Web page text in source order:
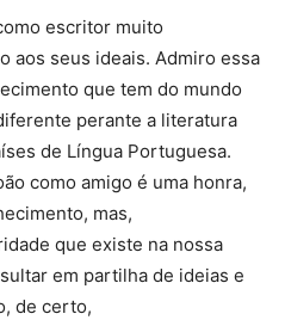
escritor muito
aos seus ideais. Admiro essa
que tem do mundo
perante a literatura
de Língua Portuguesa.
como amigo é uma honra,
mas,
que existe na nossa
em partilha de ideias e
de certo,